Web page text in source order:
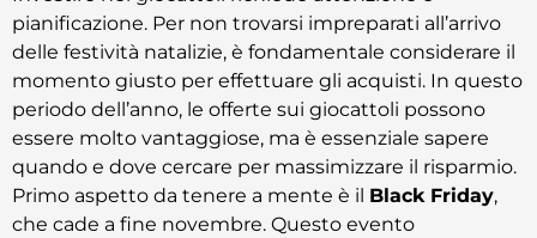
pianificazione. Per non trovarsi impreparati all’arrivo
delle festività natalizie, è fondamentale considerare il
momento giusto per effettuare gli acquisti. In questo
periodo dell’anno, le offerte sui giocattoli possono
essere molto vantaggiose, ma è essenziale sapere
quando e dove cercare per massimizzare il risparmio.
Primo aspetto da tenere a mente è il Black Friday,
che cade a fine novembre. Questo evento